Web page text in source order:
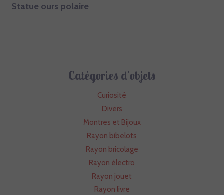
Statue ours polaire
Catégories d’objets
Curiosité
Divers
Montres et Bijoux
Rayon bibelots
Rayon bricolage
Rayon électro
Rayon jouet
Rayon livre